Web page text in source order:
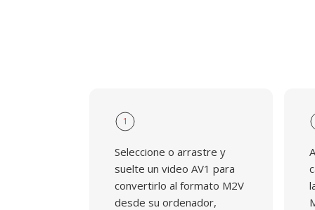
1
Seleccione o arrastre y
suelte un video AV1 para
convertirlo al formato M2V
desde su ordenador,